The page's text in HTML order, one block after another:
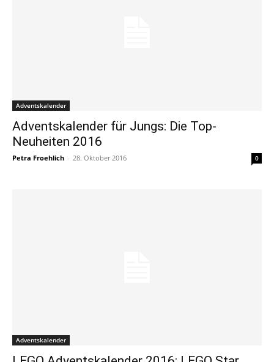
Adventskalender
Adventskalender für Jungs: Die Top-
Neuheiten 2016
Petra Froehlich - 28. Oktober 2016 0
Adventskalender